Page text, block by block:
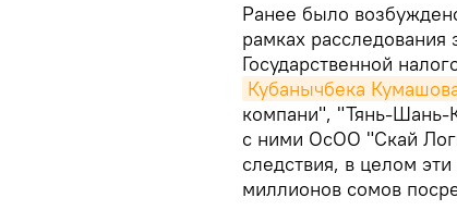
Ранее было
рамках
Государственной
Кубанычбека
компани", "Тянь-
с ними ОсОО "Скай
следствия, в целом
миллионов сомов